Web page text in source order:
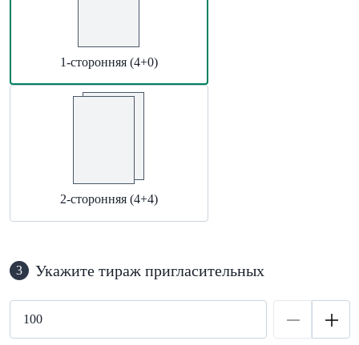
1-сторонняя (4+0)
2-сторонняя (4+4)
3 Укажите тираж пригласительных